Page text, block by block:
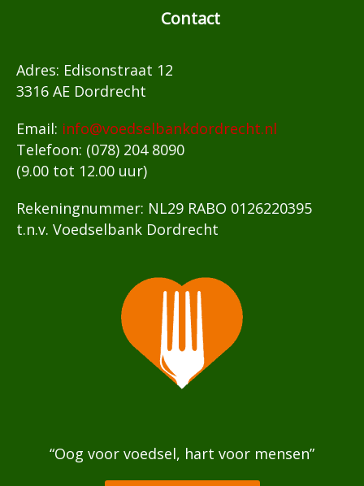
Contact
Adres: Edisonstraat 12
3316 AE Dordrecht
Email: info@voedselbankdordrecht.nl
Telefoon: (078) 204 8090
(9.00 tot 12.00 uur)
Rekeningnummer: NL29 RABO 0126220395
t.n.v. Voedselbank Dordrecht
“Oog voor voedsel, hart voor mensen”